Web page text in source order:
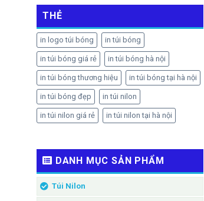
THẺ
in logo túi bóng in túi bóng
in túi bóng giá rẻ in túi bóng hà nội
in túi bóng thương hiệu in túi bóng tại hà nội
in túi bóng đẹp in túi nilon
in túi nilon giá rẻ in túi nilon tại hà nội
DANH MỤC SẢN PHẨM
Túi Nilon